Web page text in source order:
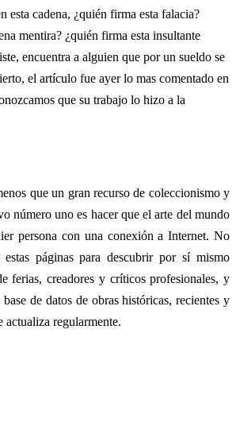
esta cadena, ¿quién firma esta falacia?
mentira? ¿quién firma esta insultante
encuentra a alguien que por un sueldo se
el artículo fue ayer lo mas comentado en
que su trabajo lo hizo a la
que un gran recurso de coleccionismo y
número uno es hacer que el arte del mundo
persona con una conexión a Internet. No
páginas para descubrir por sí mismo
ferias, creadores y críticos profesionales, y
de datos de obras históricas, recientes y
actualiza regularmente.